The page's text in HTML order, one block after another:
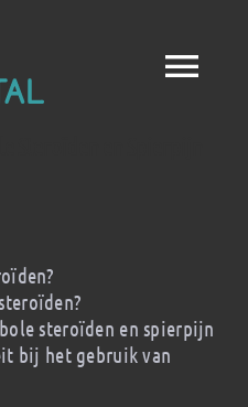
steroïden en spierpijn
bij het gebruik van